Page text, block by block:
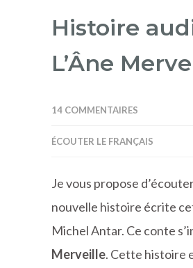
Histoire
L’Âne
14 COMMENTAIRES
ÉCOUTER LE FRANÇAIS
Je vous propose
nouvelle histoire écrite
Michel Antar. Ce conte
Merveille. Cette histoire